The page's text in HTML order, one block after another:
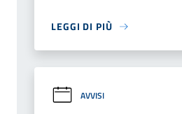
LEGGI DI PIÙ
AVVISI